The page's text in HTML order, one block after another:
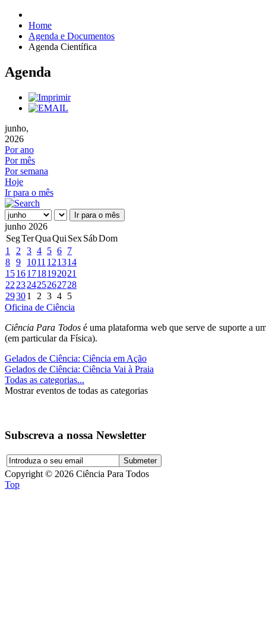
Home
Agenda e Documentos
Agenda Científica
Agenda
junho,
2026
Por ano
Por mês
Por semana
Hoje
Ir para o mês
Ir para o mês
junho 2026
SegTerQuaQui SexSábDom
1
2 3 4 5 6 7
8 9 1011 121314
15161718192021
22 232425262728
29301 2 3 4 5
Oficina de Ciência
Ciência Para Todosé uma plataforma web que serve de suporte a
(em particular da Física).
Gelados de Ciência: Ciência em Ação
Gelados de Ciência: Ciência Vai à Praia
Todas as categorias...
Mostrar eventos de todas as categorias
Subscreva a nossa Newsletter
Copyright © 2026 Ciência Para Todos
Top